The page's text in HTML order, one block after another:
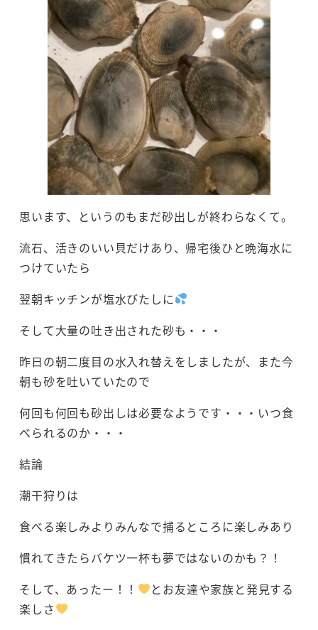
思います、というのもまだ砂出しが終わらなくて。
流石、活きのいい貝だけあり、帰宅後ひと晩海水に
つけていたら
翌朝キッチンが塩水びたしに
そして大量の吐き出された砂も・・・
昨日の朝二度目の水入れ替えをしましたが、また今
朝も砂を吐いていたので
何回も何回も砂出しは必要なようです・・・いつ食
べられるのか・・・
結論
潮干狩りは
食べる楽しみよりみんなで捕るところに楽しみあり
慣れてきたらバケツ一杯も夢ではないのかも？！
そして、あったー！！
とお友達や家族と発見する
楽しさ